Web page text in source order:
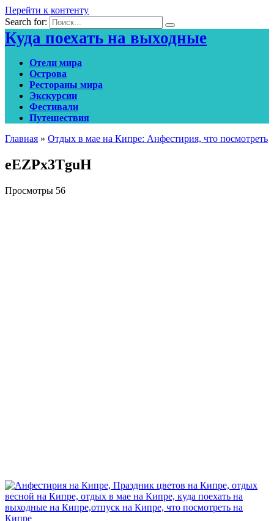
Перейти к контенту
Search for:
Куда поехать на выходные
Отели мира
Острова
Рестораны мира
Экскурсии
Фестивали
Путешествия
Главная » Отдых в мае на Кипре: Анфестирия, что посмотреть
eEZPx3TguH
Просмотры 56